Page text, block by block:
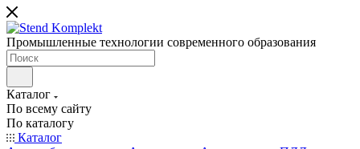
Промышленные технологии современного образования
Каталог
По всему сайту
По каталогу
Каталог